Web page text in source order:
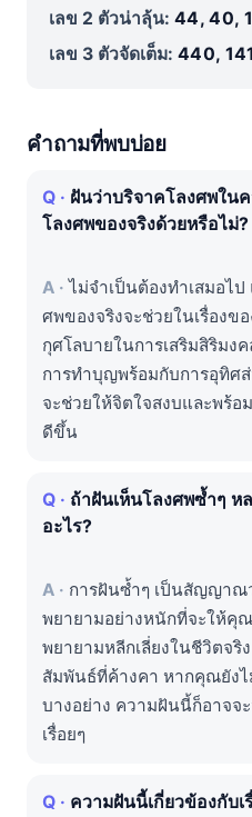
เลข 2 ตัวน่าลุ้น: 44, 40,
เลข 3 ตัวจัดเต็ม: 440,
คำถามที่พบบ่อย
ฝันว่าบริจาคโลงศพใน
โลงศพของจริงด้วยหรือไม่?
ไม่จำเป็นต้องทำเสมอไ
ศพของจริงจะช่วยในเรื่องข
กุศโลบายในการเสริมสิริมง
การทำบุญพร้อมกับการอุทิศ
จะช่วยให้จิตใจสงบและพร้อ
ดีขึ้น
ถ้าฝันเห็นโลงศพซ้ำๆ
อะไร?
การฝันซ้ำๆ เป็นสัญญา
พยายามอย่างหนักที่จะให้
พยายามหลีกเลี่ยงในชีวิตจริ
สัมพันธ์ที่ค้างคา หากคุณยัง
บางอย่าง ความฝันนี้ก็อาจจ
เรื่อยๆ
ความฝันนี้เกี่ยวข้องกับ